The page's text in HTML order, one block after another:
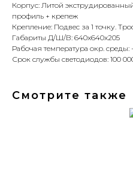
Корпус: Литой
профиль + крепеж
Крепление: Подвес за 1 точку.
Габариты Д/Ш/В: 640x640x205
Рабочая температура окр. среды:
Срок службы светодиодов: 100
Смотрите также